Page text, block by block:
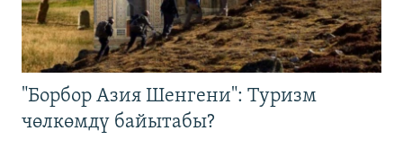
"Борбор Азия Шенгени": Туризм
чөлкөмдү байытабы?